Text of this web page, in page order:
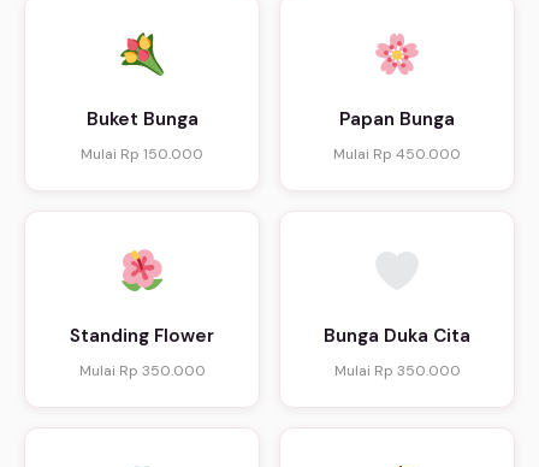
Buket Bunga
Mulai Rp 150.000
Papan Bunga
Mulai Rp 450.000
Standing Flower
Mulai Rp 350.000
Bunga Duka Cita
Mulai Rp 350.000